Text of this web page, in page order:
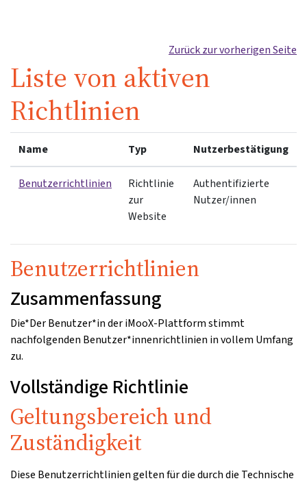
Zurück zur vorherigen Seite
Liste von aktiven
Richtlinien
Name Typ Nutzerbestätigung
Benutzerrichtlinien
Richtlinie
zur
Website
Authentifizierte
Nutzer/innen
Benutzerrichtlinien
Zusammenfassung
Die*Der Benutzer*in der iMooX-Plattform stimmt
nachfolgenden Benutzer*innenrichtlinien in vollem Umfang
zu.
Vollständige Richtlinie
Geltungsbereich und
Zuständigkeit
Diese Benutzerrichtlinien gelten für die durch die Technische